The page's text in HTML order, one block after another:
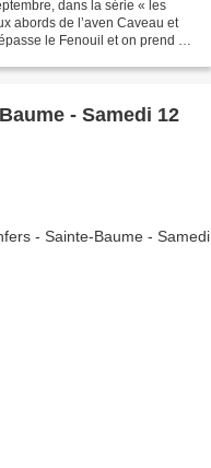
dans la série « les
abords de l’aven Caveau et
le Fenouil et on prend le
- Samedi 12